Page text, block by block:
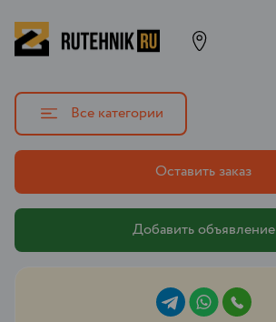
Все категории
Оставить заказ
Добавить объявление